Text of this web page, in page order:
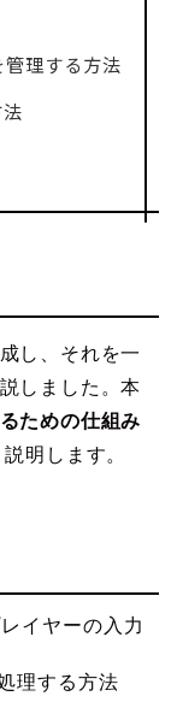
理する方法
し、それを一
しました。本
ための仕組み
明します。
イヤーの入力
理する方法